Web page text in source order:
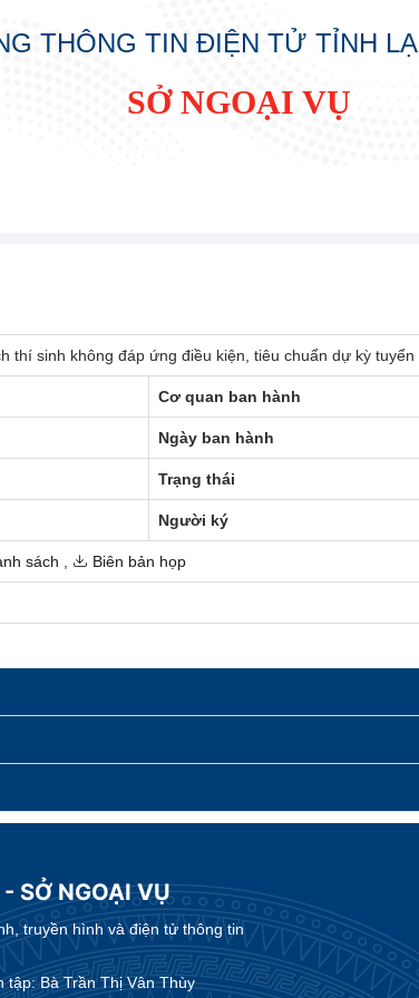
THÔNG TIN ĐIỆN TỬ TỈNH
SỞ NGOẠI VỤ
thí sinh không đáp ứng điều kiện, tiêu chuẩn dự kỳ
Cơ quan ban hành
Ngày ban hành
Trạng thái
Người ký
sách Biên bản họp
SỞ NGOẠI VỤ
truyền hình và điện tử thông tin
tập: Bà Trần Thị Vân Thùy